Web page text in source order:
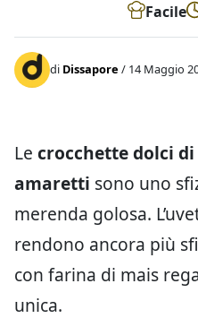
Facile
di Dissapore / 14 Maggio
Le crocchette dolci
amaretti sono uno
merenda golosa.
rendono ancora più
con farina di mais
unica.